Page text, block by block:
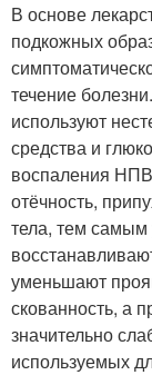
В основе
подкожных
течение
используют
средства и
воспаления
отёчность,
тела, тем
уменьшают
скованность, а
значительно
используемых